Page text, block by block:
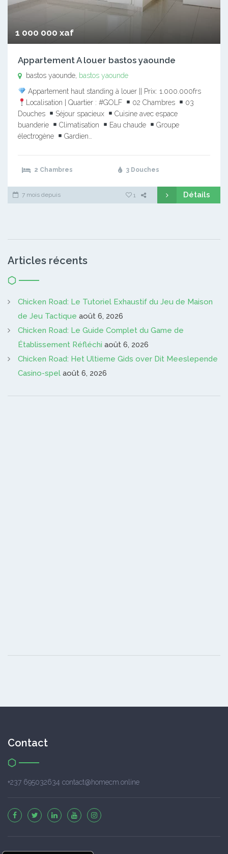
1 000 000 xaf
Appartement A louer bastos yaounde
bastos yaounde, bastos yaounde
Appartement haut standing à louer || Prix: 1.000.000frs
Localisation | Quartier : #GOLF
02 Chambres
03
Douches
Séjour spacieux
Cuisine avec espace
buanderie
Climatisation Eau chaude
Groupe
électrogène
Gardien…
2 Chambres 3 Douches
7 mois depuis 1 Détails
Articles récents
Chicken Road: Le Tutoriel Exhaustif du Jeu de Maison
de Jeu Tactique août 6, 2026
Chicken Road: Le Guide Complet du Game de
Établissement Réfléchi août 6, 2026
Chicken Road: Het Ultieme Gids over Dit Meeslepende
Casino-spel août 6, 2026
Contact
+237 695032634 contact@homecm.online